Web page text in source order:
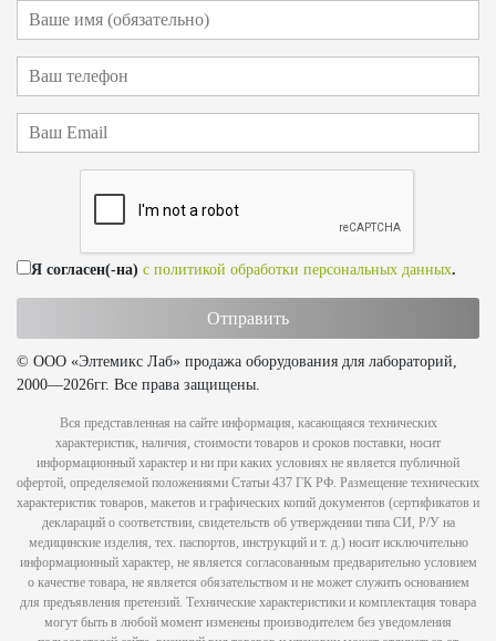
Я согласен(-на) с политикой обработки персональных данных.
© ООО «Элтемикс Лаб» продажа оборудования для лабораторий,
2000—2026гг. Все права защищены.
Вся представленная на сайте информация, касающаяся технических
характеристик, наличия, стоимости товаров и сроков поставки, носит
информационный характер и ни при каких условиях не является публичной
офертой, определяемой положениями Статьи 437 ГК РФ. Размещение технических
характеристик товаров, макетов и графических копий документов (сертификатов и
деклараций о соответствии, свидетельств об утверждении типа СИ, Р/У на
медицинские изделия, тех. паспортов, инструкций и т. д.) носит исключительно
информационный характер, не является согласованным предварительно условием
о качестве товара, не является обязательством и не может служить основанием
для предъявления претензий. Технические характеристики и комплектация товара
могут быть в любой момент изменены производителем без уведомления